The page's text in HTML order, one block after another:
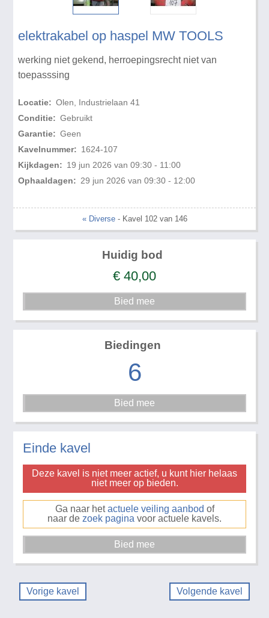
elektrakabel op haspel MW TOOLS
werking niet gekend, herroepingsrecht niet van
toepasssing
Locatie: Olen, Industrielaan 41
Conditie: Gebruikt
Garantie: Geen
Kavelnummer: 1624-107
Kijkdagen: 19 jun 2026 van 09:30 - 11:00
Ophaaldagen: 29 jun 2026 van 09:30 - 12:00
« Diverse- Kavel 102 van 146
Huidig bod
€ 40,00
Biedingen
6
Einde kavel
Deze kavel is niet meer actief, u kunt hier helaas
niet meer op bieden.
Ga naar hetactuele veiling aanbod of
naar de zoek pagina voor actuele kavels.
Vorige kavel Volgende kavel